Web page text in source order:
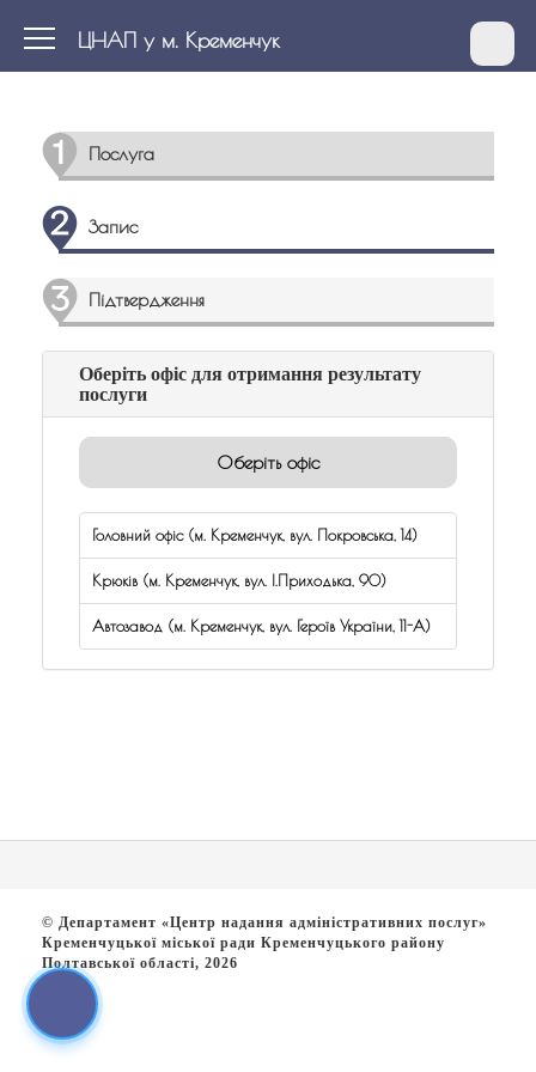
ЦНАП у м. Кременчук
Послуга
Запис
Підтвердження
Оберіть офіс для отримання результату
послуги
Оберіть офіс
Головний офіс (м. Кременчук, вул. Покровська, 14)
Крюків (м. Кременчук, вул. І.Приходька, 90)
Автозавод (м. Кременчук, вул. Героїв України, 11-А)
© Департамент «Центр надання адміністративних послуг»
Кременчуцької міської ради Кременчуцького району
Полтавської області, 2026